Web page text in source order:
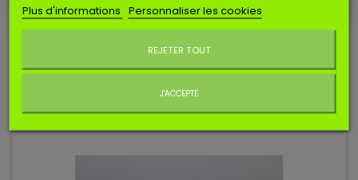
- 4,8mm diamètre extérieur
Plus d'informations Personnaliser les cookies
REJETER TOUT
J'ACCEPTE